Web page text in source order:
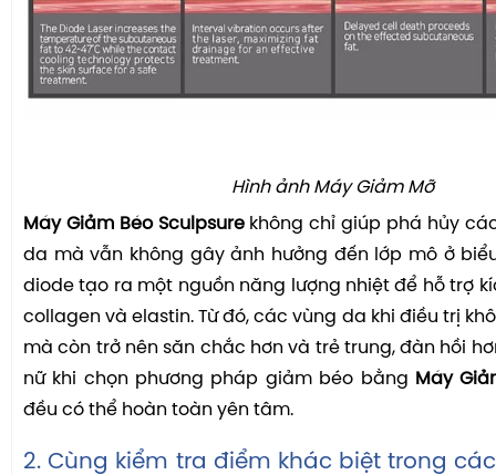
Hình ảnh Máy Giảm Mỡ
Máy Giảm Béo Sculpsurekhông chỉ giúp phá hủy
da mà vẫn không gây ảnh hưởng đến lớp mô ở
diode tạo ra một nguồn năng lượng nhiệt để hỗ trợ
collagen và elastin. Từ đó, các vùng da khi điều trị
mà còn trở nên săn chắc hơn và trẻ trung, đàn hồi
nữ khi chọn phương pháp giảm béo bằng Máy
đều có thể hoàn toàn yên tâm.
2. Cùng kiểm tra điểm khác biệt trong các